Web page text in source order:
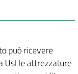
può ricevere
Usl le attrezzature